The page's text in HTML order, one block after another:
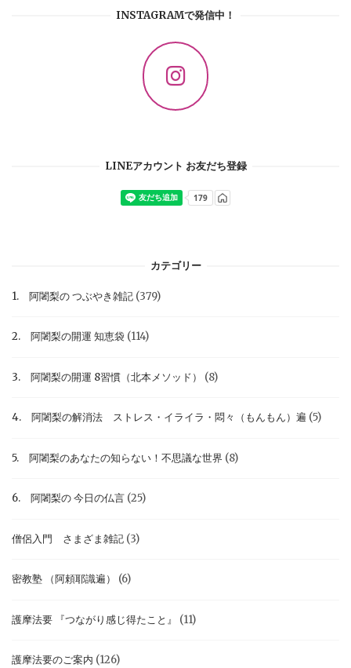
INSTAGRAMで発信中！
LINEアカウント お友だち登録
カテゴリー
1. 阿闍梨の つぶやき雑記 (379)
2. 阿闍梨の開運 知恵袋 (114)
3. 阿闍梨の開運 8習慣（北本メソッド） (8)
4. 阿闍梨の解消法 ストレス・イライラ・悶々（もんもん）遍 (5)
5. 阿闍梨のあなたの知らない！不思議な世界 (8)
6. 阿闍梨の 今日の仏言 (25)
僧侶入門 さまざま雑記 (3)
密教塾 （阿頼耶識遍） (6)
護摩法要 『つながり感じ得たこと』 (11)
護摩法要のご案内 (126)